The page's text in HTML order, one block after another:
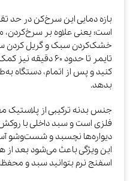
است؛ یعنی علاوه بر سرخ‌کردن،
خشک‌کردن سبک و گریل کردن
تایمر تا حدود ۶۰
کنید و پس از اتمام، دستگاه
بدهد.
جنس بدنه ترکیبی از پلاستیک
فلزی است و سبد داخلی با
دیواره‌ها نچسبد و شست‌وشو
این ویژگی باعث می‌شود بعد از
اسفنج نرم بتوانید سبد و